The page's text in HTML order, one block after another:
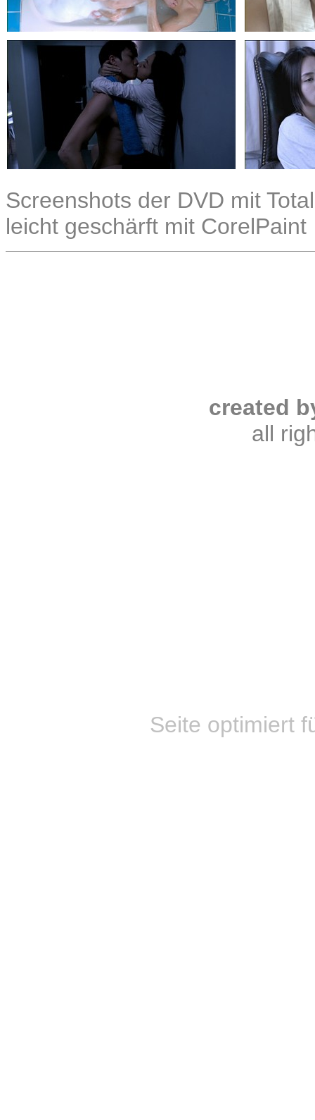
Screenshots der DVD mit
leicht geschärft mit CorelPaint
created
all
Seite optimiert